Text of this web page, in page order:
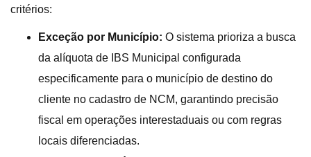
critérios:
Exceção por Município: O sistema prioriza a busca
da alíquota de IBS Municipal configurada
especificamente para o município de destino do
cliente no cadastro de NCM, garantindo precisão
fiscal em operações interestaduais ou com regras
locais diferenciadas.